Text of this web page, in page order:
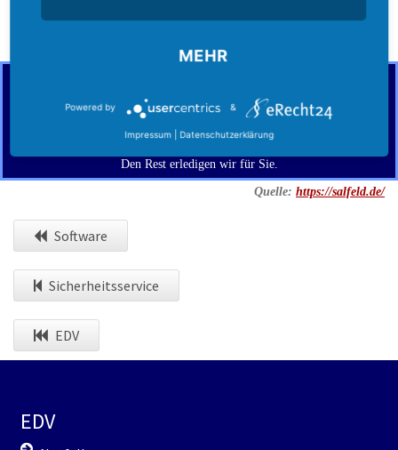
Beschaffung als auch Einrichtung dieser Software.
Schicken Sie uns einfach eine oder rufen Sie an (Tel:
– 8 09 482 7 ).
Den Rest erledigen wir für Sie.
Quelle: https://salfeld.de/
Software
Sicherheitsservice
EDV
EDV
MEHR
Powered by &
Impressum Datenschutzerklärung